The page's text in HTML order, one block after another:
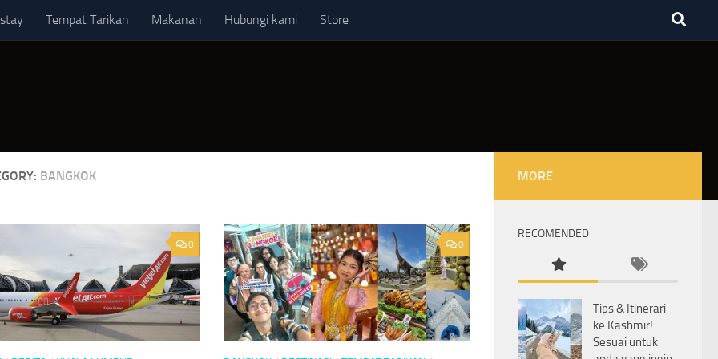
Tempat Tarikan Makanan Hubungi kami Store
BANGKOK
0 0
MORE
RECOMENDED
Tips & Itinerari
ke Kashmir!
Sesuai untuk